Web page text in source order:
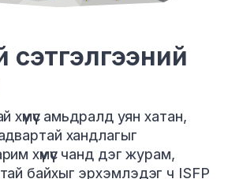
сэтгэлгээний
хүмүүс амьдралд уян хатан,
хандлагыг
хүмүүс чанд дэг журам,
байхыг эрхэмлэдэг ч ISFP